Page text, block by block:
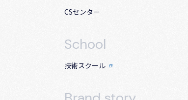
CSセンター
School
技術スクール